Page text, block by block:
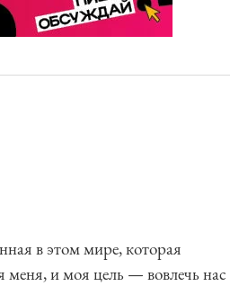
в этом мире, которая
меня, и моя цель — вовлечь нас